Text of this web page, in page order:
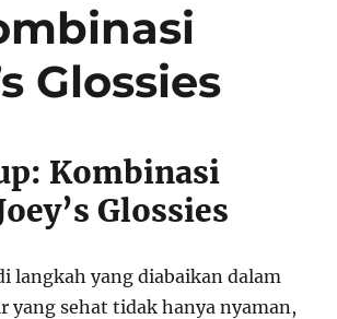
Glossies
Kombinasi
Glossies
langkah yang diabaikan dalam
yang sehat tidak hanya nyaman,